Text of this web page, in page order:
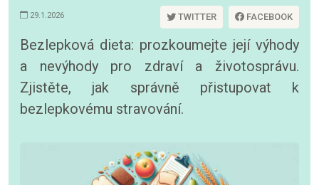
29.1.2026 TWITTER FACEBOOK
Bezlepková dieta: prozkoumejte její výhody
a nevýhody pro zdraví a životosprávu.
Zjistěte, jak správně přistupovat k
bezlepkovému stravování.